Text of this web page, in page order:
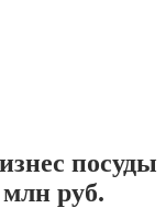
посуды
руб.